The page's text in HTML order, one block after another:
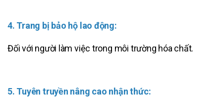
4. Trang bị bảo hộ lao động:
Đối với người làm việc trong môi trường hóa chất.
5. Tuyên truyền nâng cao nhận thức: